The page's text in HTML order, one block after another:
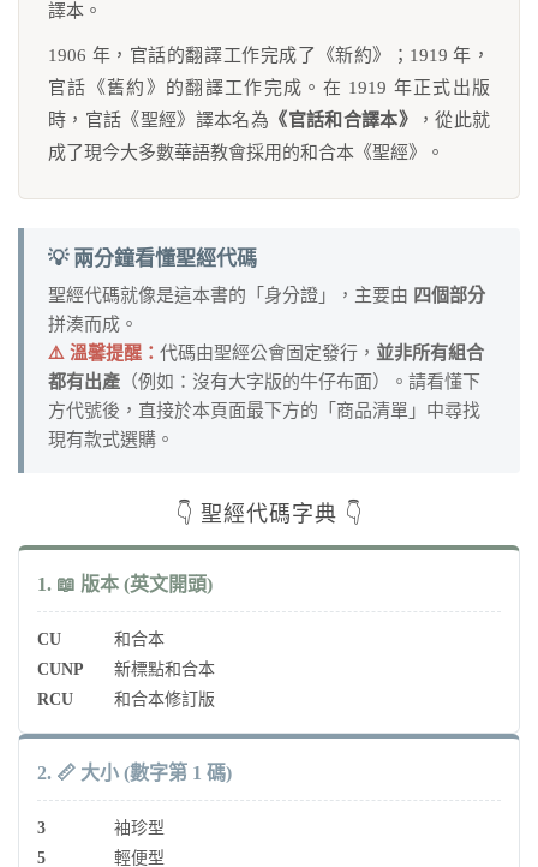
譯本。
1906 年，官話的翻譯工作完成了《新約》；1919 年，
官話《舊約》的翻譯工作完成。在 1919 年正式出版
時，官話《聖經》譯本名為 《官話和合譯本》
，從此就
成了現今大多數華語教會採用的和合本《聖經》。
💡 兩分鐘看懂聖經代碼
聖經代碼就像是這本書的「身分證」，主要由 四個部分
拼湊而成。
⚠️ 溫馨提醒： 代碼由聖經公會固定發行， 並非所有組合
都有出產 （例如：沒有大字版的牛仔布面）。請看懂下
方代號後，直接於本頁面最下方的「商品清單」中尋找
現有款式選購。
👇 聖經代碼字典 👇
1. 📖 版本 (英文開頭)
CU
和合本
CUNP
新標點和合本
RCU
和合本修訂版
2. 📏 大小 (數字第 1 碼)
3
袖珍型
5
輕便型